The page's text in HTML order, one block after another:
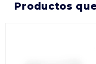
productos